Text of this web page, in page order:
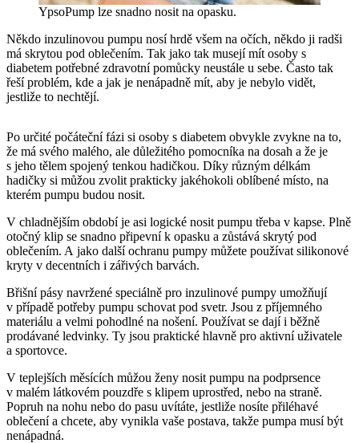
YpsoPump lze snadno nosit na opasku.
Někdo inzulinovou pumpu nosí hrdě všem na očích, někdo ji radši
má skrytou pod oblečením. Tak jako tak musejí mít osoby s
diabetem potřebné zdravotní pomůcky neustále u sebe. Často tak
řeší problém, kde a jak je nenápadně mít, aby je nebylo vidět,
jestliže to nechtějí.
Po určité počáteční fázi si osoby s diabetem obvykle zvykne na to,
že má svého malého, ale důležitého pomocníka na dosah a že je
s jeho tělem spojený tenkou hadičkou. Díky různým délkám
hadičky si můžou zvolit prakticky jakéhokoli oblíbené místo, na
kterém pumpu budou nosit.
V chladnějším období je asi logické nosit pumpu třeba v kapse. Plně
otočný klip se snadno připevní k opasku a zůstává skrytý pod
oblečením. A jako další ochranu pumpy můžete používat silikonové
kryty v decentních i zářivých barvách.
Břišní pásy navržené speciálně pro inzulinové pumpy umožňují
v případě potřeby pumpu schovat pod svetr. Jsou z příjemného
materiálu a velmi pohodlné na nošení. Používat se dají i běžně
prodávané ledvinky. Ty jsou praktické hlavně pro aktivní uživatele
a sportovce.
V teplejších měsících můžou ženy nosit pumpu na podprsence
v malém látkovém pouzdře s klipem uprostřed, nebo na straně.
Popruh na nohu nebo do pasu uvítáte, jestliže nosíte přiléhavé
oblečení a chcete, aby vynikla vaše postava, takže pumpa musí být
nenápadná.